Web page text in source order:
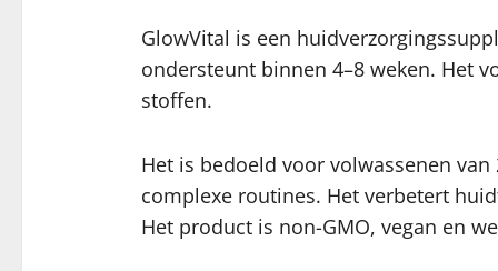
GlowVital is een
ondersteunt binnen 4–8 weken. Het
stoffen.
Het is bedoeld voor volwassenen
complexe routines. Het verbetert
Het product is non-GMO, vegan en